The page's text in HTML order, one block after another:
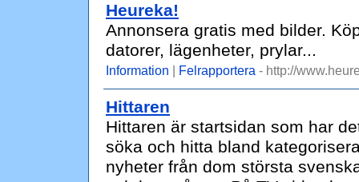
Heureka!
Annonsera gratis med bilder.
datorer, lägenheter, prylar...
Information | Felrapportera - http://
Hittaren
Hittaren är startsidan som har
söka och hitta bland
nyheter från dom största